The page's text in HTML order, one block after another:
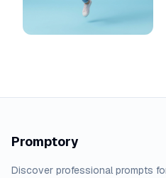
Promptory
Discover professional prompts